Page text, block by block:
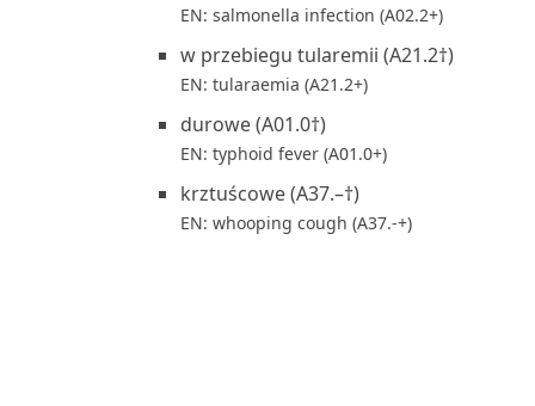
EN: salmonella infection (A02.2+)
w przebiegu tularemii (A21.2†)
EN: tularaemia (A21.2+)
durowe (A01.0†)
EN: typhoid fever (A01.0+)
krztuścowe (A37.–†)
EN: whooping cough (A37.-+)